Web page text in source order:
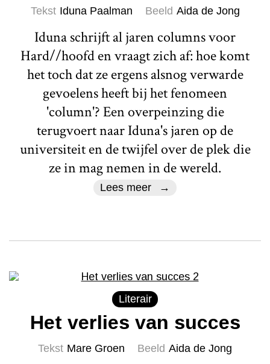
Tekst Iduna Paalman Beeld Aida de Jong
Iduna schrijft al jaren columns voor
Hard//hoofd en vraagt zich af: hoe komt
het toch dat ze ergens alsnog verwarde
gevoelens heeft bij het fenomeen
'column'? Een overpeinzing die
terugvoert naar Iduna's jaren op de
universiteit en de twijfel over de plek die
ze in mag nemen in de wereld.
Lees meer
Literair
Het verlies van succes
Tekst Mare Groen Beeld Aida de Jong